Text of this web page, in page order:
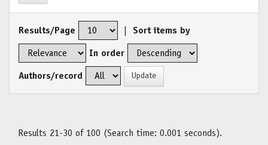
Results/Page Sort items by
In order
Authors/record
Results 21-30 of 100 (Search time: 0.001 seconds).